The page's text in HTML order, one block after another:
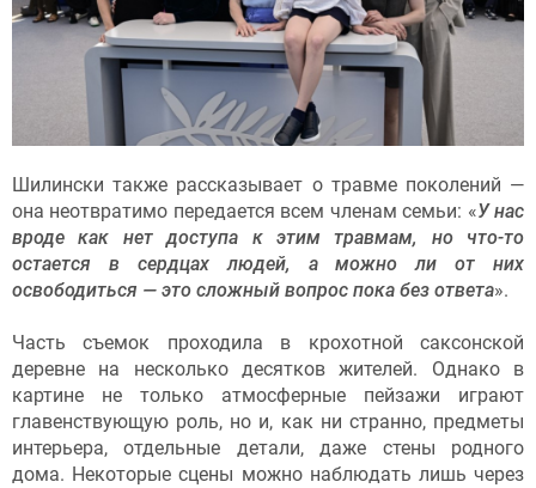
Шилински также рассказывает о травме поколений —
она неотвратимо передается всем членам семьи: «У нас
вроде как нет доступа к этим травмам, но что-то
остается в сердцах людей, а можно ли от них
освободиться — это сложный вопрос пока без ответа».
Часть съемок проходила в крохотной саксонской
деревне на несколько десятков жителей. Однако в
картине не только атмосферные пейзажи играют
главенствующую роль, но и, как ни странно, предметы
интерьера, отдельные детали, даже стены родного
дома. Некоторые сцены можно наблюдать лишь через